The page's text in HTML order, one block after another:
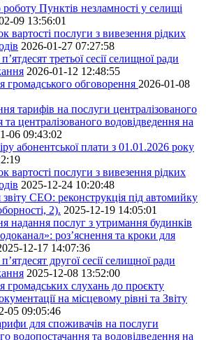
Пунктів незламності у селищі
09 13:56:01
вартості послуги з вивезення рідких
2026-01-27 07:27:58
третьої сесії селищної ради
2026-01-12 12:48:55
громадського обговорення 2026-01-08
тарифів на послуги централізованого
та централізованого водовідведення на
06 09:43:02
абонентської плати з 01.01.2026 року
вартості послуги з вивезення рідких
2025-12-24 10:20:48
СЕО: реконструкція під автомийку
2). 2025-12-19 14:05:01
надання послуг з утримання будинків
роз’яснення та кроки для
12-17 14:07:36
другої сесії селищної ради
2025-12-08 13:52:00
громадських слухань до проєкту
на місцевому рівні та Звіту
05 09:05:46
для споживачів на послуги
водопостачання та водовідведення на